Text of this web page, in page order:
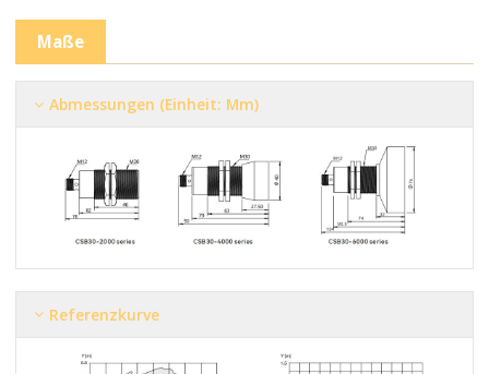
Maße
Abmessungen (Einheit: Mm)
Referenzkurve